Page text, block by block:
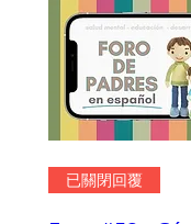
已關閉回覆